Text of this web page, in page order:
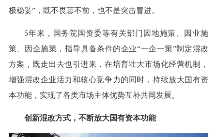
极稳妥”，既不畏葸不前，也不是突击冒进。
5年来，国务院国资委等有关部门因地施策、因业施
策、因企施策，指导具备条件的企业“一企一策”制定混改
方案，既走出去也引进来，在培育壮大市场化经营机制，
增强混改企业活力和核心竞争力的同时，持续放大国有资
本功能，实现了各类市场主体优势互补共同发展。
创新混改方式，不断放大国有资本功能